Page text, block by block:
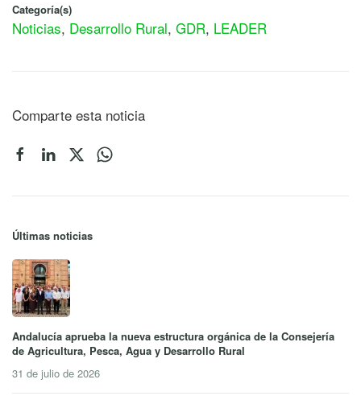
Categoría(s)
Noticias, Desarrollo Rural, GDR, LEADER
Comparte esta noticia
Últimas noticias
Andalucía aprueba la nueva estructura orgánica de la Consejería
de Agricultura, Pesca, Agua y Desarrollo Rural
31 de julio de 2026